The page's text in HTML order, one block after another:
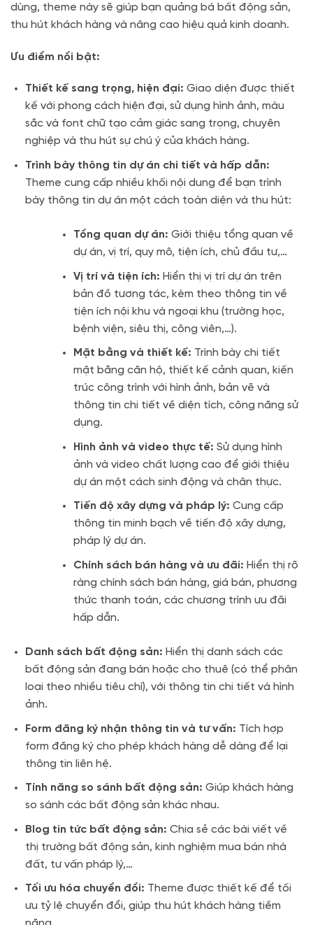
dùng, theme này sẽ giúp bạn quảng bá bất động sản,
thu hút khách hàng và nâng cao hiệu quả kinh doanh.
Ưu điểm nổi bật:
Thiết kế sang trọng, hiện đại: Giao diện được thiết
kế với phong cách hiện đại, sử dụng hình ảnh, màu
sắc và font chữ tạo cảm giác sang trọng, chuyên
nghiệp và thu hút sự chú ý của khách hàng.
Trình bày thông tin dự án chi tiết và hấp dẫn:
Theme cung cấp nhiều khối nội dung để bạn trình
bày thông tin dự án một cách toàn diện và thu hút:
Tổng quan dự án: Giới thiệu tổng quan về
dự án, vị trí, quy mô, tiện ích, chủ đầu tư,…
Vị trí và tiện ích: Hiển thị vị trí dự án trên
bản đồ tương tác, kèm theo thông tin về
tiện ích nội khu và ngoại khu (trường học,
bệnh viện, siêu thị, công viên,…).
Mặt bằng và thiết kế: Trình bày chi tiết
mặt bằng căn hộ, thiết kế cảnh quan, kiến
trúc công trình với hình ảnh, bản vẽ và
thông tin chi tiết về diện tích, công năng sử
dụng.
Hình ảnh và video thực tế: Sử dụng hình
ảnh và video chất lượng cao để giới thiệu
dự án một cách sinh động và chân thực.
Tiến độ xây dựng và pháp lý: Cung cấp
thông tin minh bạch về tiến độ xây dựng,
pháp lý dự án.
Chính sách bán hàng và ưu đãi: Hiển thị rõ
ràng chính sách bán hàng, giá bán, phương
thức thanh toán, các chương trình ưu đãi
hấp dẫn.
Danh sách bất động sản: Hiển thị danh sách các
bất động sản đang bán hoặc cho thuê (có thể phân
loại theo nhiều tiêu chí), với thông tin chi tiết và hình
ảnh.
Form đăng ký nhận thông tin và tư vấn: Tích hợp
form đăng ký cho phép khách hàng dễ dàng để lại
thông tin liên hệ.
Tính năng so sánh bất động sản: Giúp khách hàng
so sánh các bất động sản khác nhau.
Blog tin tức bất động sản: Chia sẻ các bài viết về
thị trường bất động sản, kinh nghiệm mua bán nhà
đất, tư vấn pháp lý,…
Tối ưu hóa chuyển đổi: Theme được thiết kế để tối
ưu tỷ lệ chuyển đổi, giúp thu hút khách hàng tiềm